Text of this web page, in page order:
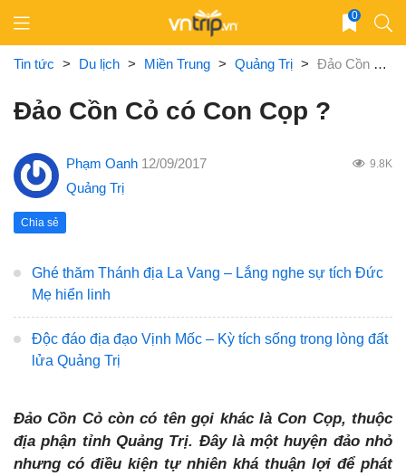
content
0
Tin tức > Du lịch > Miền Trung > Quảng Trị > Đảo Cồn Cỏ có Con Cọp ?
Đảo Cồn Cỏ có Con Cọp ?
Phạm Oanh 12/09/2017 9.8K
Quảng Trị
Chia sẻ
Ghé thăm Thánh địa La Vang – Lắng nghe sự tích Đức
Mẹ hiển linh
Độc đáo địa đạo Vịnh Mốc – Kỳ tích sống trong lòng đất
lửa Quảng Trị
Đảo Cồn Cỏ còn có tên gọi khác là Con Cọp, thuộc
địa phận tỉnh Quảng Trị. Đây là một huyện đảo nhỏ
nhưng có điều kiện tự nhiên khá thuận lợi để phát